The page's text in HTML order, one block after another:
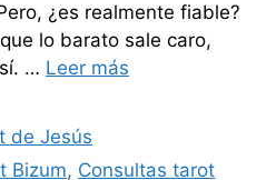
¿es realmente fiable?
lo barato sale caro,
… Leer más
de Jesús
Bizum, Consultas tarot